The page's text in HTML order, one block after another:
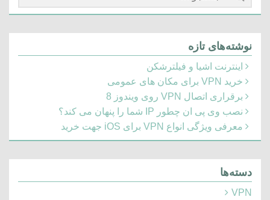
برای:
نوشته‌های تازه
اینترنت اشیا و فیلترشکن
خرید VPN برای مکان های عمومی
برقراری اتصال VPN روی ویندوز 8
نصب وی پی ان چطور IP شما را پنهان می کند؟
معرفی ویژگی انواع VPN برای iOS جهت خرید
دسته‌ها
VPN